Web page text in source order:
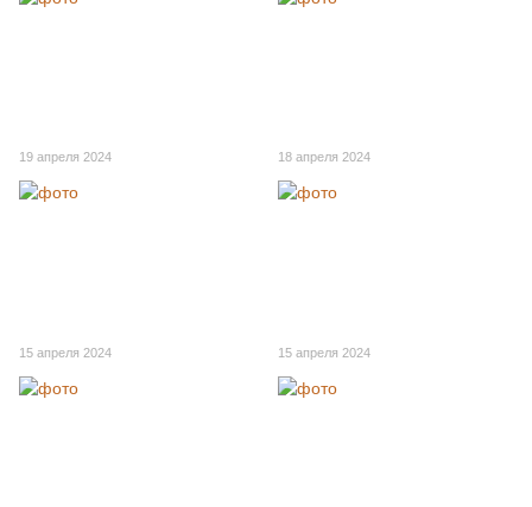
19 апреля 2024 18 апреля 2024
15 апреля 2024 15 апреля 2024